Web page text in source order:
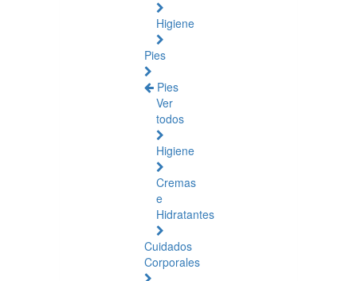
Higiene
Pies
Pies
Ver
todos
Higiene
Cremas
e
Hidratantes
Cuidados
Corporales